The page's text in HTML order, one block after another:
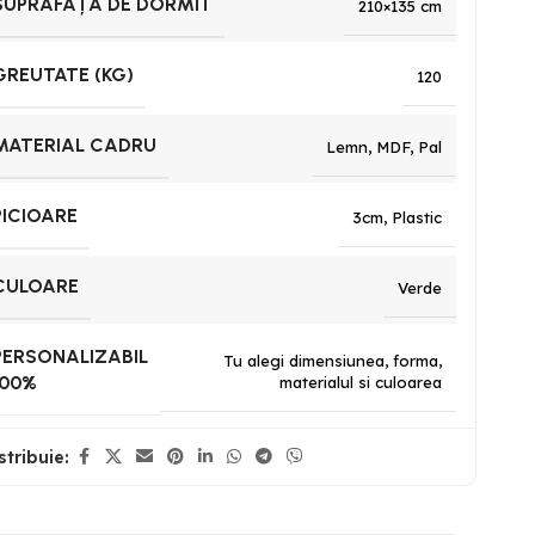
210×135 cm
(KG) 120
CADRU Lemn, MDF, Pal
3cm, Plastic
Verde
Tu alegi dimensiunea, forma,
materialul si culoarea